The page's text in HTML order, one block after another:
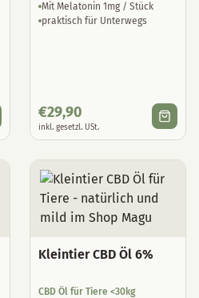
Mit Melatonin 1mg / Stück
praktisch für Unterwegs
€29,90
inkl. gesetzl. USt.
Kleintier CBD Öl 6%
CBD Öl für Tiere <30kg